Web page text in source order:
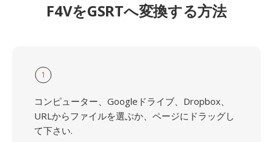
F4VをGSRTへ変換する方法
1
コンピューター、Googleドライブ、Dropbox、
URLからファイルを選ぶか、ページにドラッグし
て下さい.